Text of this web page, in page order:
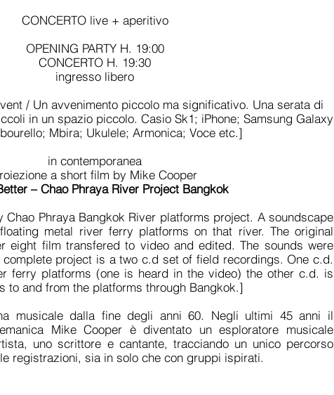
CONCERTO live + aperitivo
OPENING PARTY H. 19:00
CONCERTO H. 19:30
ingresso libero
/ Un avvenimento piccolo ma significativo. Una serata di
in un spazio piccolo. Casio Sk1; iPhone; Samsung Galaxy
Mbira; Ukulele; Armonica; Voce etc.]
in contemporanea
a short film by Mike Cooper
– Chao Phraya River Project Bangkok
Phraya Bangkok River platforms project. A soundscape
metal river ferry platforms on that river. The original
eight film transfered to video and edited. The sounds were
complete project is a two c.d set of field recordings. One c.d.
ferry platforms (one is heard in the video) the other c.d. is
to and from the platforms through Bangkok.]
musicale dalla fine degli anni 60. Negli ultimi 45 anni il
Mike Cooper è diventato un esploratore musicale
uno scrittore e cantante, tracciando un unico percorso
registrazioni, sia in solo che con gruppi ispirati.